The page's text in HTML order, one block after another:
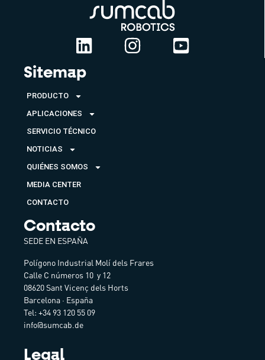
Sitemap
PRODUCTO
APLICACIONES
SERVICIO TÉCNICO
NOTICIAS
QUIÉNES SOMOS
MEDIA CENTER
CONTACTO
Contacto
SEDE EN ESPAÑA
Polígono Industrial Molí dels Frares
Calle C números 10 y 12
08620 Sant Vicenç dels Horts
Barcelona · España
Tel: +34 93 120 55 09
info@sumcab.de
Legal